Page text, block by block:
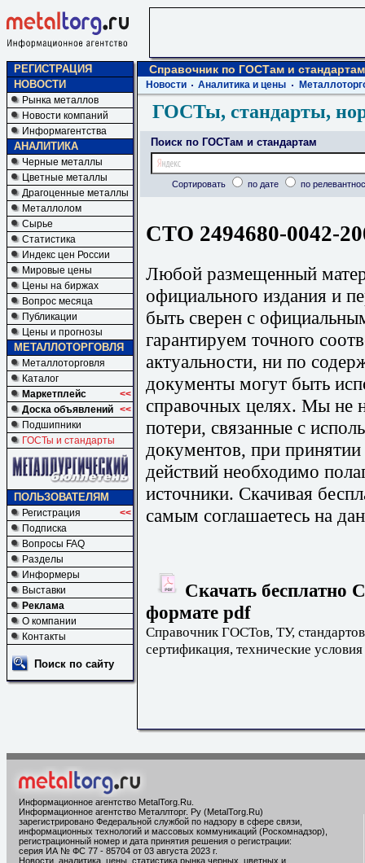
РЕГИСТРАЦИЯ
НОВОСТИ
Рынка металлов
Новости компаний
Информагентства
АНАЛИТИКА
Черные металлы
Цветные металлы
Драгоценные металлы
Металлолом
Сырье
Статистика
Индекс цен России
Мировые цены
Цены на биржах
Вопрос месяца
Публикации
Цены и прогнозы
МЕТАЛЛОТОРГОВЛЯ
Металлоторговля
Каталог
Маркетплейс
<<
Доска объявлений <<
Подшипники
ГОСТы и стандарты
ПОЛЬЗОВАТЕЛЯМ
Регистрация
<<
Подписка
Вопросы FAQ
Разделы
Информеры
Выставки
Реклама
О компании
Контакты
Поиск по сайту
Справочник по ГОСТам и стандартам
Новости Аналитика и цены
ГОСТы, стандарты,
Поиск по ГОСТам и стандартам
Сортировать по дате по
СТО 2494680-0042-
Любой размещенный
официального издания и
быть сверен с
гарантируем точного
актуальности, ни по
документы могут быть
справочных целях. Мы не
потери, связанные с
документов, при
действий необходимо
источники. Скачивая
самым соглашаетесь на
Скачать бесплатно
формате pdf
Справочник ГОСТов, ТУ,
сертификация, технические условия
Информационное агентство MetalTorg.Ru
Информационное агентство Металлторг. Ру (MetalTorg.Ru)
зарегистрировано Федеральной службой по надзору в сфере связи,
информационных технологий и массовых коммуникаций (Роскомнадзор),
регистрационный номер и дата принятия решения о регистрации:
серия ИА № ФС 77 - 85704 от 03 августа 2023 г.
Новости, аналитика, цены, статистика рынка черных, цветных и